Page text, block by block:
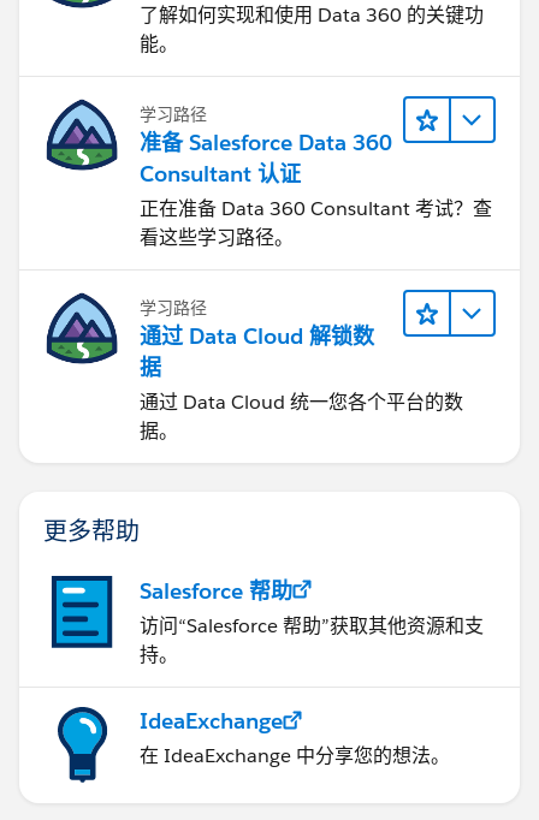
了解如何实现和使用 Data 360 的关键功
能。
学习路径
准备 Salesforce Data 360
Consultant 认证
正在准备 Data 360 Consultant 考试？查
看这些学习路径。
学习路径
通过 Data Cloud 解锁数
据
通过 Data Cloud 统一您各个平台的数
据。
更多帮助
Salesforce 帮助
访问“Salesforce 帮助”获取其他资源和支
持。
IdeaExchange
在 IdeaExchange 中分享您的想法。